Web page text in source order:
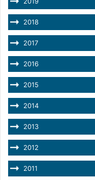
2018
2017
2016
2015
2014
2013
2012
2011